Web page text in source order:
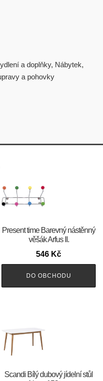
a doplňky, Nábytek,
a pohovky
Present time Barevný nástěnný
věšák Arfus II.
546 Kč
DO OBCHODU
Scandi Bílý dubový jídelní stůl